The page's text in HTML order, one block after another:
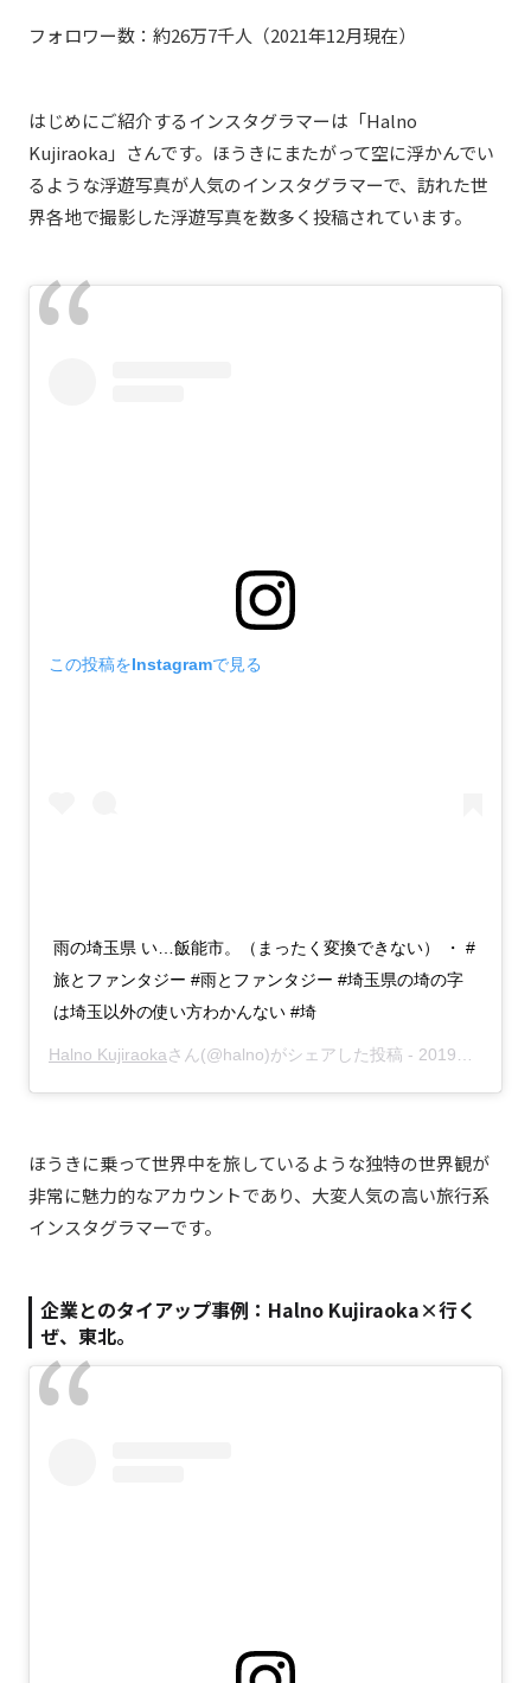
フォロワー数：約26万7千人（2021年12月現在）
はじめにご紹介するインスタグラマーは「Halno
Kujiraoka」さんです。ほうきにまたがって空に浮かんでい
るような浮遊写真が人気のインスタグラマーで、訪れた世
界各地で撮影した浮遊写真を数多く投稿されています。
この投稿をInstagramで見る
雨の埼玉県 い…飯能市。（まったく変換できない） ・ #
旅とファンタジー #雨とファンタジー #埼玉県の埼の字
は埼玉以外の使い方わかんない #埼
Halno Kujiraokaさん(@halno)がシェアした投稿 - 2019年 7月月8日午前5時00分PDT
ほうきに乗って世界中を旅しているような独特の世界観が
非常に魅力的なアカウントであり、大変人気の高い旅行系
インスタグラマーです。
企業とのタイアップ事例：Halno Kujiraoka×行く
ぜ、東北。